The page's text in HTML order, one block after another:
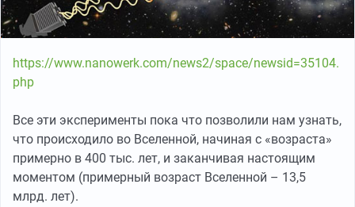
https://www.nanowerk.com/news2/space/newsid=35104.
php
Все эти эксперименты пока что позволили нам узнать,
что происходило во Вселенной, начиная с «возраста»
примерно в 400 тыс. лет, и заканчивая настоящим
моментом (примерный возраст Вселенной – 13,5
млрд. лет).